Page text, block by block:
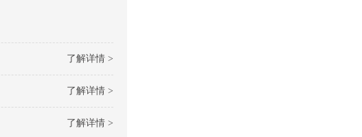
了解详情 >
了解详情 >
了解详情 >